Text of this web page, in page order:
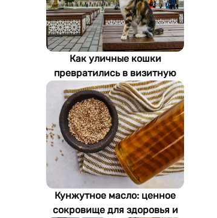
Как уличные кошки
превратились в визитную
карточку Стамбула
Кунжутное масло: ценное
сокровище для здоровья и